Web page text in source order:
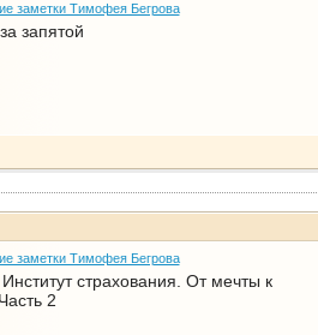
заметки Тимофея Бегрова
запятой
заметки Тимофея Бегрова
страхования. От мечты к
2